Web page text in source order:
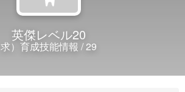
英傑レベル20
求）育成技能情報 / 29